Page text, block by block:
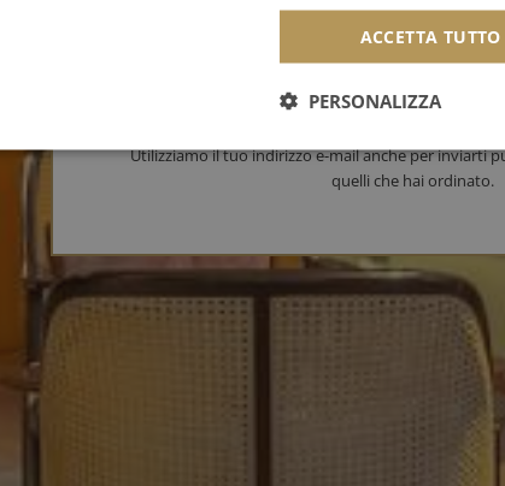
Utilizziamo il tuo indirizzo e-mail anche per inviarti
quelli che hai ordinato.
ACCETTA TUTTO
PERSONALIZZA